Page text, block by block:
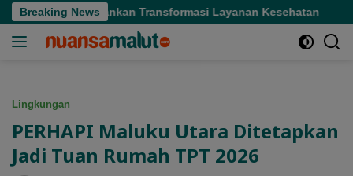
Langsung
ke
Breaking News
Tekankan Transformasi Layanan Kesehatan
Lingkungan
PERHAPI Maluku Utara Ditetapkan
Jadi Tuan Rumah TPT 2026